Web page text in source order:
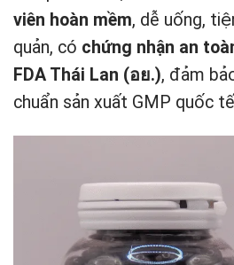
viên hoàn mềm, dễ uống,
quản, có chứng nhận an
FDA Thái Lan (อย.), đảm
chuẩn sản xuất GMP quốc